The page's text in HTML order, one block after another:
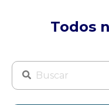
Todos